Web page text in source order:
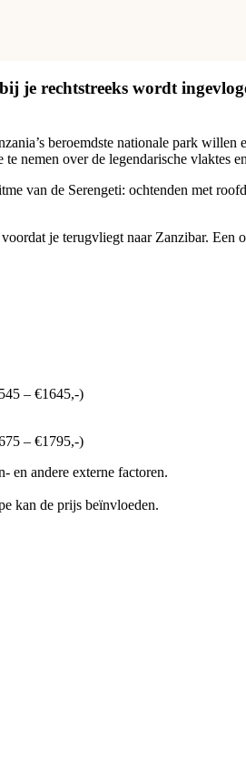
je rechtstreeks wordt
beroemdste nationale park
nemen over de legendarische vlaktes
van de Serengeti: ochtenden met
je terugvliegt naar Zanzibar.
– €1645,-)
– €1795,-)
en andere externe factoren.
kan de prijs beïnvloeden.